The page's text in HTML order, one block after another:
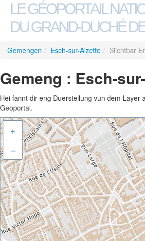
LE GÉOPORTAIL
DU GRAND-DUCHÉ
Gemengen / Esch-sur-Alzette / Siichtbar
Gemeng : Esch-
Hei fannt dir eng Duerstellung vun dem
Geoportal.
+
–